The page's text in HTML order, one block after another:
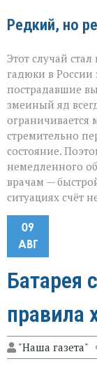
Редкий, но
Этот случай
гадюки в России
пострадавшие
змеиный яд
ограничивается
стремительно
состояние.
немедленного
врачам —
ситуациях счёт
09
АВГ
Батарея
правила
"Наша газета"